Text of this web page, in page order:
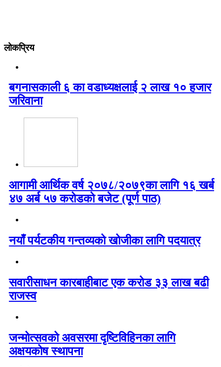
लोकप्रिय
बगनासकाली ६ का वडाध्यक्षलाई २ लाख १० हजार
जरिवाना
आगामी आर्थिक वर्ष २०७८/२०७९का लागि १६ खर्ब
४७ अर्ब ५७ करोडको बजेट (पूर्ण पाठ)
नयाँ पर्यटकीय गन्तव्यको खोजीका लागि पदयात्र
सवारीसाधन कारबाहीबाट एक करोड ३३ लाख बढी
राजस्व
जन्मोत्सवको अवसरमा दृष्टिविहिनका लागि
अक्षयकोष स्थापना